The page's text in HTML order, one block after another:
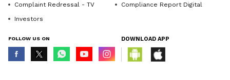
Complaint Redressal - TV
Compliance Report Digital
Investors
FOLLOW US ON DOWNLOAD APP